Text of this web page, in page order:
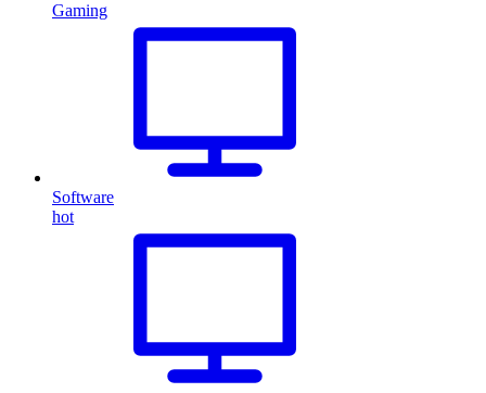
Gaming
Software
hot